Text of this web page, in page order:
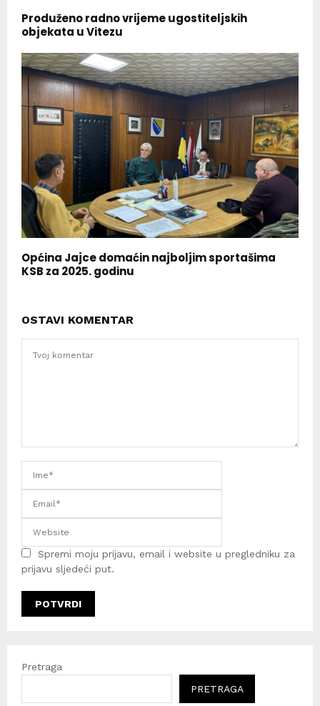
Produženo radno vrijeme ugostiteljskih
objekata u Vitezu
Općina Jajce domaćin najboljim sportašima
KSB za 2025. godinu
OSTAVI KOMENTAR
Spremi moju prijavu, email i website u pregledniku za
prijavu sljedeći put.
Pretraga
PRETRAGA